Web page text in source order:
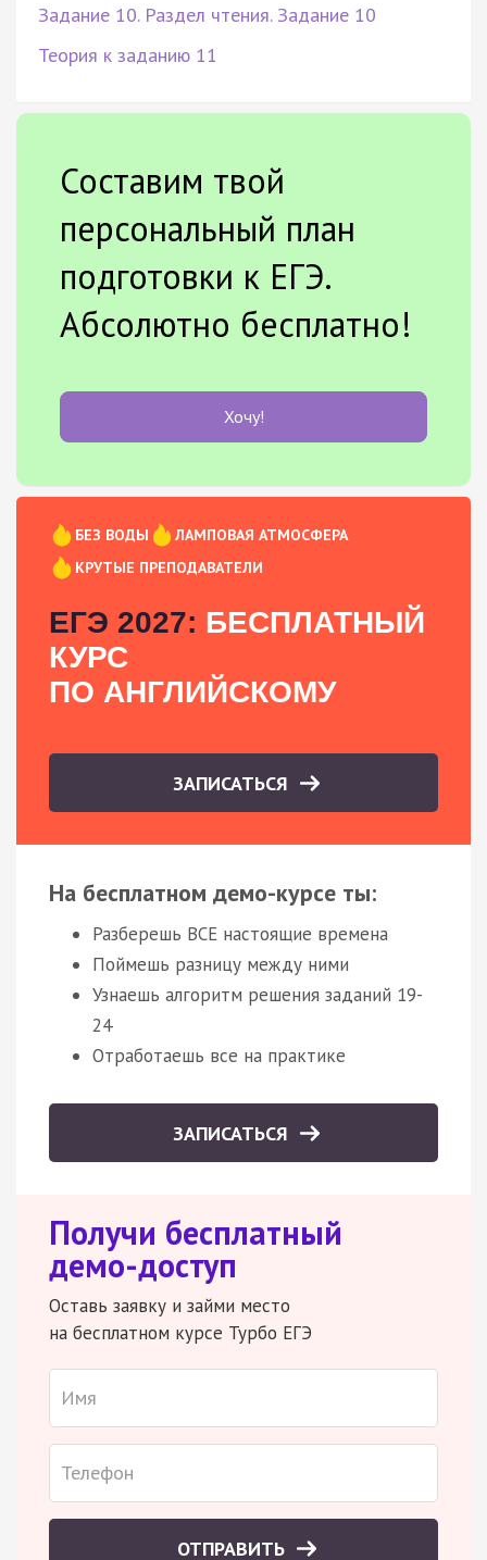
Задание 10. Раздел чтения. Задание 10
Теория к заданию 11
Составим твой
персональный план
подготовки к ЕГЭ.
Абсолютно бесплатно!
Хочу!
БЕЗ ВОДЫ
ЛАМПОВАЯ АТМОСФЕРА
КРУТЫЕ ПРЕПОДАВАТЕЛИ
ЕГЭ 2027: БЕСПЛАТНЫЙ
КУРС
ПО АНГЛИЙСКОМУ
ЗАПИСАТЬСЯ
На бесплатном демо-курсе ты:
Разберешь ВСЕ настоящие времена
Поймешь разницу между ними
Узнаешь алгоритм решения заданий 19-
24
Отработаешь все на практике
ЗАПИСАТЬСЯ
Получи бесплатный
демо-доступ
Оставь заявку и займи место
на бесплатном курсе Турбо ЕГЭ
ОТПРАВИТЬ